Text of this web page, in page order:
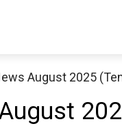
August 2025